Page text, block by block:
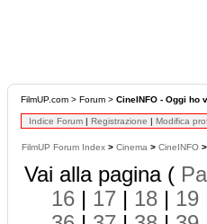
FilmUP.com > Forum > CineINFO - Oggi ho
Indice Forum | Registrazione | Modifica
FilmUP Forum Index > Cinema > CineINFO >
Vai alla pagina (
16 | 17 | 18 | 19